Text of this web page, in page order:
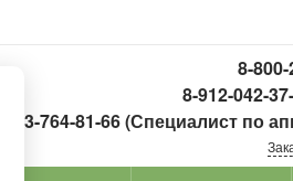
8-
8-912-042-
8-963-764-81-66 (Специалист по